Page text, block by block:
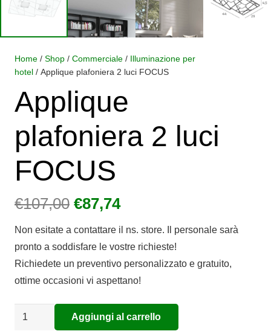
Home / Shop / Commerciale / Illuminazione per
hotel / Applique plafoniera 2 luci FOCUS
Applique
plafoniera 2 luci
FOCUS
€107,00 Il
originale
era:
€107,00.
€87,74Il
attuale
è:
€87,74.
Non esitate a contattare il ns. store. Il personale sarà
pronto a soddisfare le vostre richieste!
Richiedete un preventivo personalizzato e gratuito,
ottime occasioni vi aspettano!
Applique
plafoniera
Aggiungi al carrello